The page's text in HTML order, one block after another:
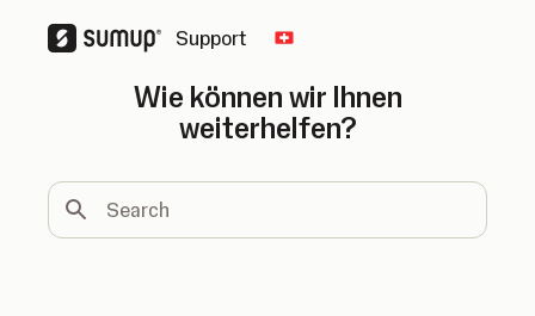
Support Change country
Wie können wir Ihnen
weiterhelfen?
Search